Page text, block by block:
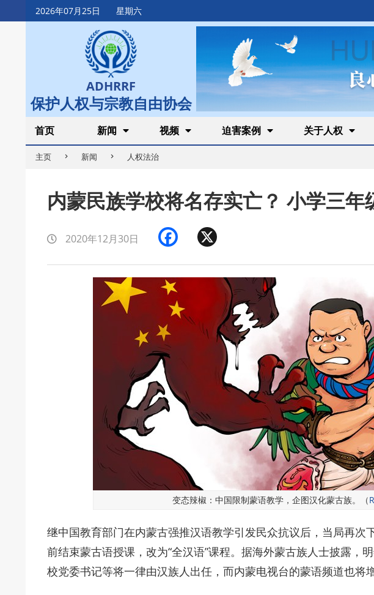
2026年07月25日 星期六
Skip
to
ADHRRF
保护人权与宗教自由协会
Secondary
Navigation
Menu
首页 新闻 视频 迫害案例 关于人权
主页 新闻 人权法治
内蒙民族学校将名存实亡？ 小学三年
2020年12月30日 Facebook
变态辣椒：中国限制蒙语教学，企图汉化蒙古族。（
继中国教育部门在内蒙古强推汉语教学引发民众抗议后，当局再次
前结束蒙古语授课，改为“全汉语”课程。据海外蒙古族人士披露，
校党委书记等将一律由汉族人出任，而内蒙电视台的蒙语频道也将